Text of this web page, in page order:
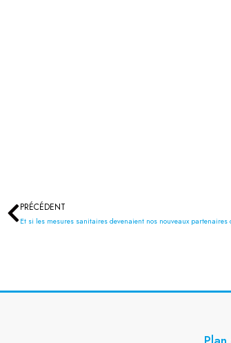
Précédent
PRÉCÉDENT
Et si les mesures sanitaires devenaient nos nouveaux partenaires